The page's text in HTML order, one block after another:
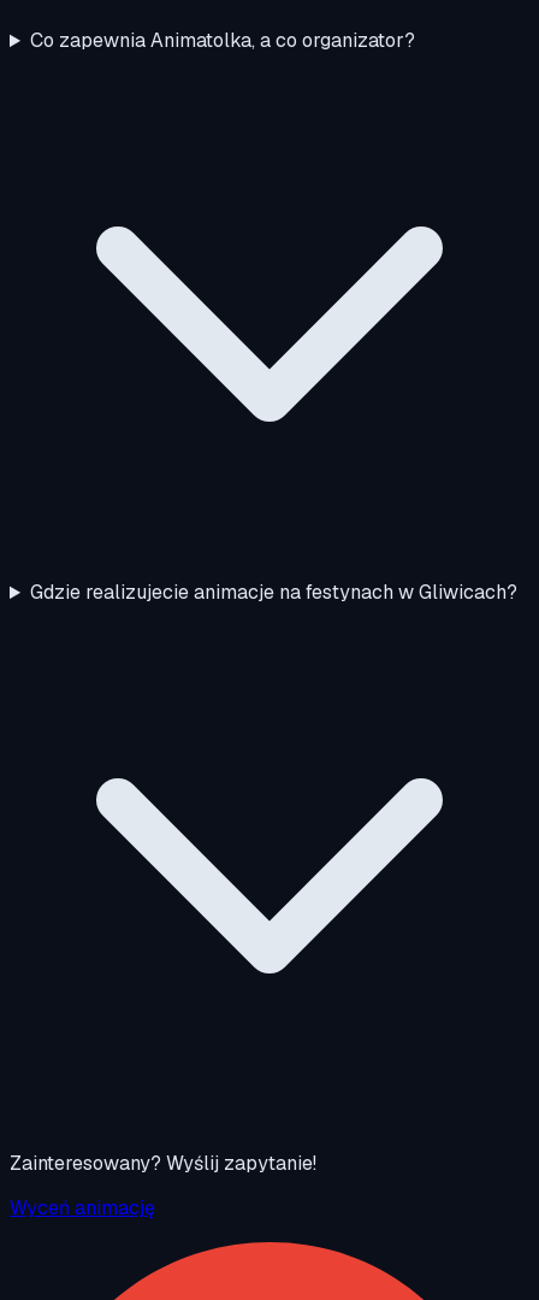
Co zapewnia Animatolka, a co organizator?
Gdzie realizujecie animacje na festynach w Gliwicach?
Zainteresowany? Wyślij zapytanie!
Wyceń animację